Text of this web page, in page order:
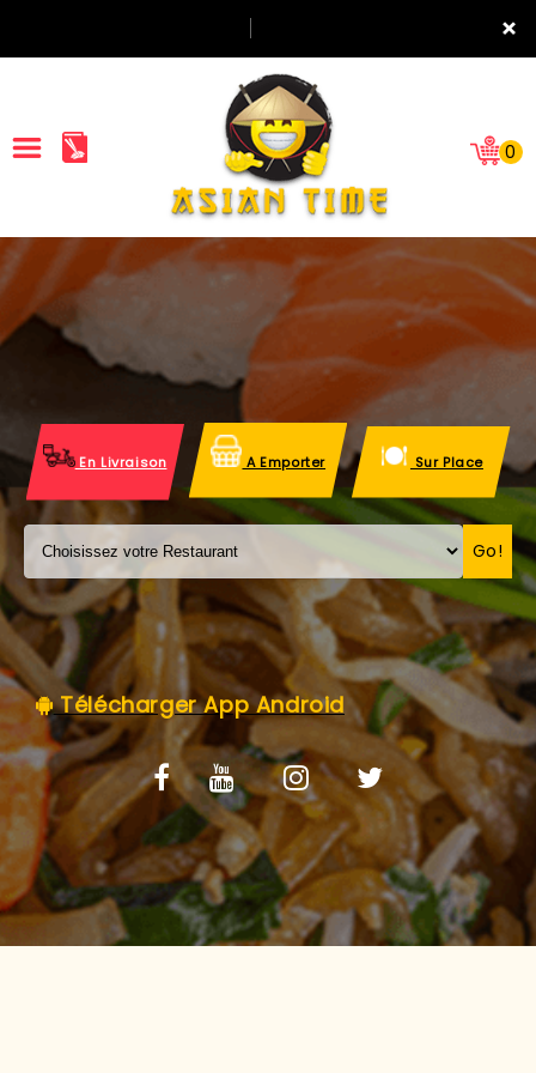
×
ACCUEIL
LA CARTE
VOS AVIS
MENTIONS LÉGALES
C.G.V
0
En Livraison A Emporter Sur Place
Go!
Télécharger App Android